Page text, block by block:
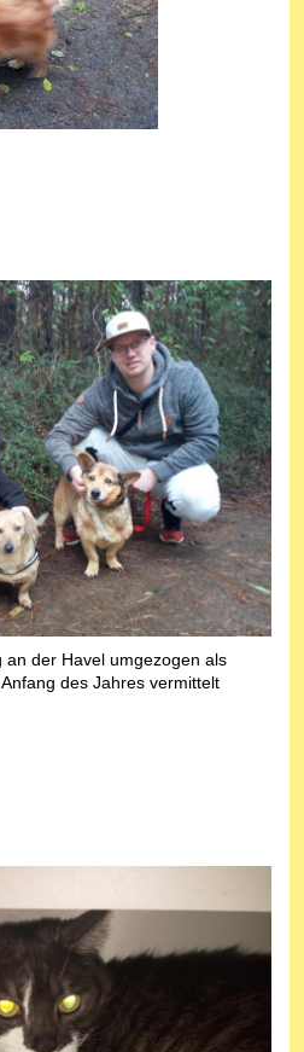
der Havel umgezogen als
des Jahres vermittelt